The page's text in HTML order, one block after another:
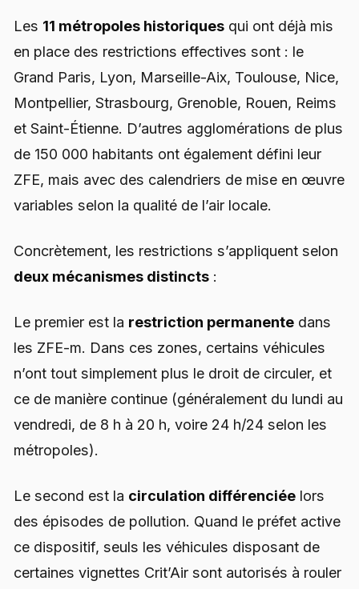
Les 11 métropoles historiques qui ont déjà mis
en place des restrictions effectives sont : le
Grand Paris, Lyon, Marseille-Aix, Toulouse, Nice,
Montpellier, Strasbourg, Grenoble, Rouen, Reims
et Saint-Étienne. D’autres agglomérations de plus
de 150 000 habitants ont également défini leur
ZFE, mais avec des calendriers de mise en œuvre
variables selon la qualité de l’air locale.
Concrètement, les restrictions s’appliquent selon
deux mécanismes distincts :
Le premier est la restriction permanente dans
les ZFE-m. Dans ces zones, certains véhicules
n’ont tout simplement plus le droit de circuler, et
ce de manière continue (généralement du lundi au
vendredi, de 8 h à 20 h, voire 24 h/24 selon les
métropoles).
Le second est la circulation différenciée lors
des épisodes de pollution. Quand le préfet active
ce dispositif, seuls les véhicules disposant de
certaines vignettes Crit’Air sont autorisés à rouler